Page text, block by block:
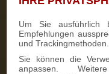
Um Sie ausführlich
Empfehlungen
und Trackingmethoden.
Sie können die
anpassen.
50 Bewertungen
750g Dresdner
Holzkiste